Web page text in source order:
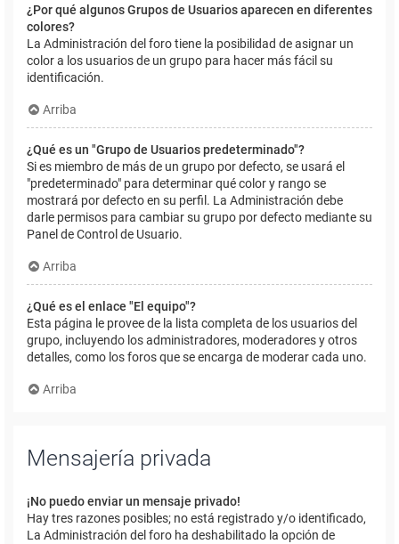
¿Por qué algunos Grupos de Usuarios aparecen en diferentes
colores?
La Administración del foro tiene la posibilidad de asignar un
color a los usuarios de un grupo para hacer más fácil su
identificación.
Arriba
¿Qué es un "Grupo de Usuarios predeterminado"?
Si es miembro de más de un grupo por defecto, se usará el
"predeterminado" para determinar qué color y rango se
mostrará por defecto en su perfil. La Administración debe
darle permisos para cambiar su grupo por defecto mediante su
Panel de Control de Usuario.
Arriba
¿Qué es el enlace "El equipo"?
Esta página le provee de la lista completa de los usuarios del
grupo, incluyendo los administradores, moderadores y otros
detalles, como los foros que se encarga de moderar cada uno.
Arriba
Mensajería privada
¡No puedo enviar un mensaje privado!
Hay tres razones posibles; no está registrado y/o identificado,
La Administración del foro ha deshabilitado la opción de